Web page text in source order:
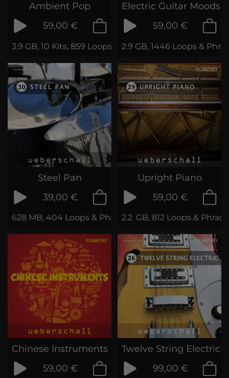
Ambient Pop
59,00 €
3.9 GB, 10 Kits, 859 Loops & Samples
Electric Guitar Moods
59,00 €
2.9 GB, 1446 Loops &
Steel Pan
39,00 €
628 MB, 404 Loops & Phrases
Upright Piano
59,00 €
2.2. GB, 812 Loops &
Chinese Instruments
59,00 €
Twelve String Electric
99,00 €